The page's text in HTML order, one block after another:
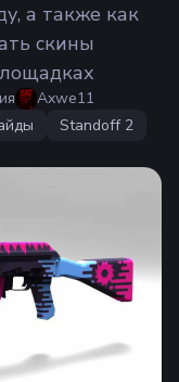
а также как
скины
Axwe11
Standoff 2